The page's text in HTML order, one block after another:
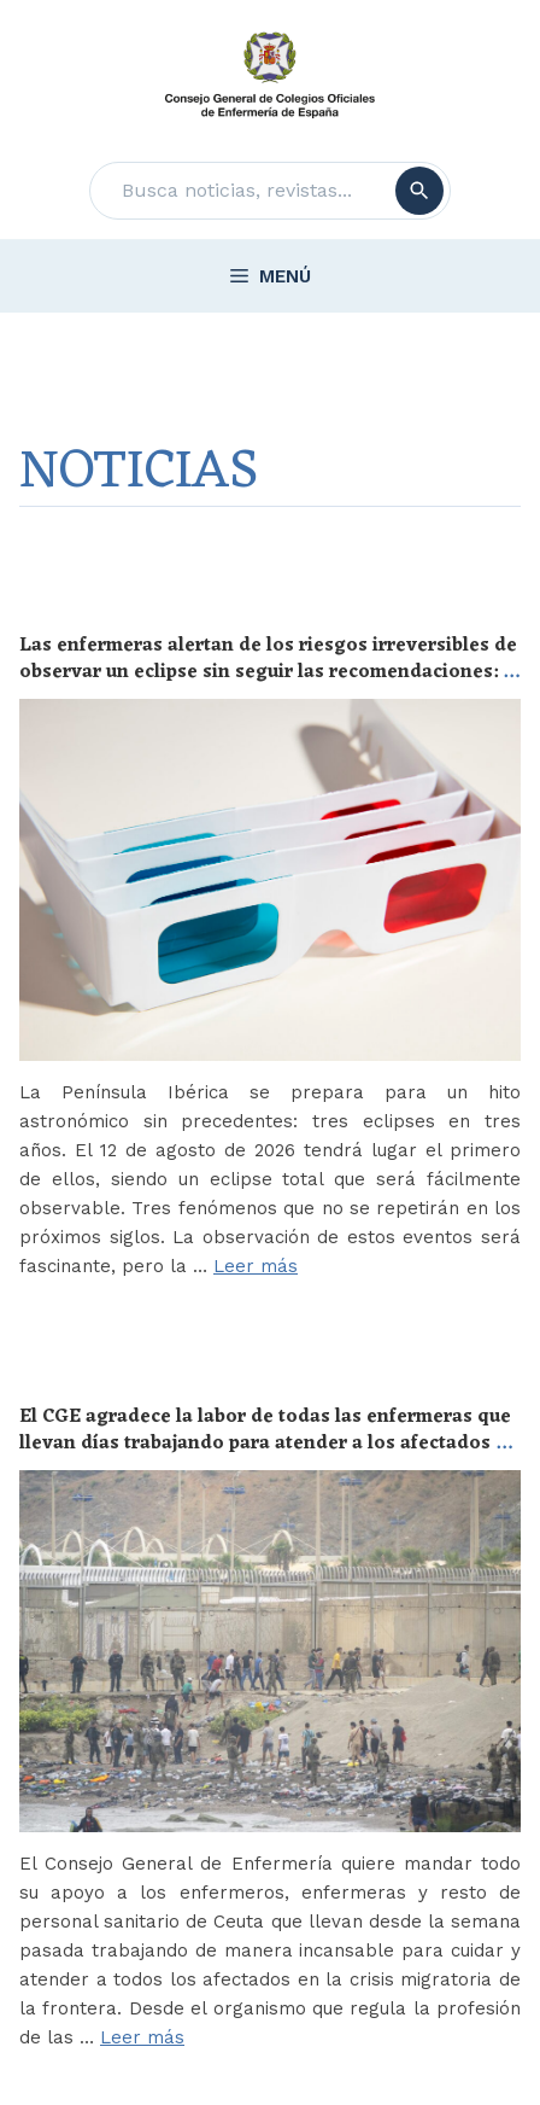
Buscar
MENÚ
NOTICIAS
Las enfermeras alertan de los riesgos irreversibles de
observar un eclipse sin seguir las recomendaciones: la
retinopatía solar es el mayor de los peligros
La Península Ibérica se prepara para un hito
astronómico sin precedentes: tres eclipses en tres
años. El 12 de agosto de 2026 tendrá lugar el primero
de ellos, siendo un eclipse total que será fácilmente
observable. Tres fenómenos que no se repetirán en los
próximos siglos. La observación de estos eventos será
fascinante, pero la … Leer más
El CGE agradece la labor de todas las enfermeras que
llevan días trabajando para atender a los afectados de
la crisis migratoria de Ceuta
El Consejo General de Enfermería quiere mandar todo
su apoyo a los enfermeros, enfermeras y resto de
personal sanitario de Ceuta que llevan desde la semana
pasada trabajando de manera incansable para cuidar y
atender a todos los afectados en la crisis migratoria de
la frontera. Desde el organismo que regula la profesión
de las … Leer más